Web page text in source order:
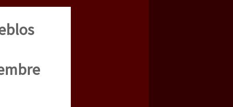
e a natureza sob cerco)